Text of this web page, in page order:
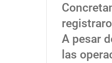
A pesar
las